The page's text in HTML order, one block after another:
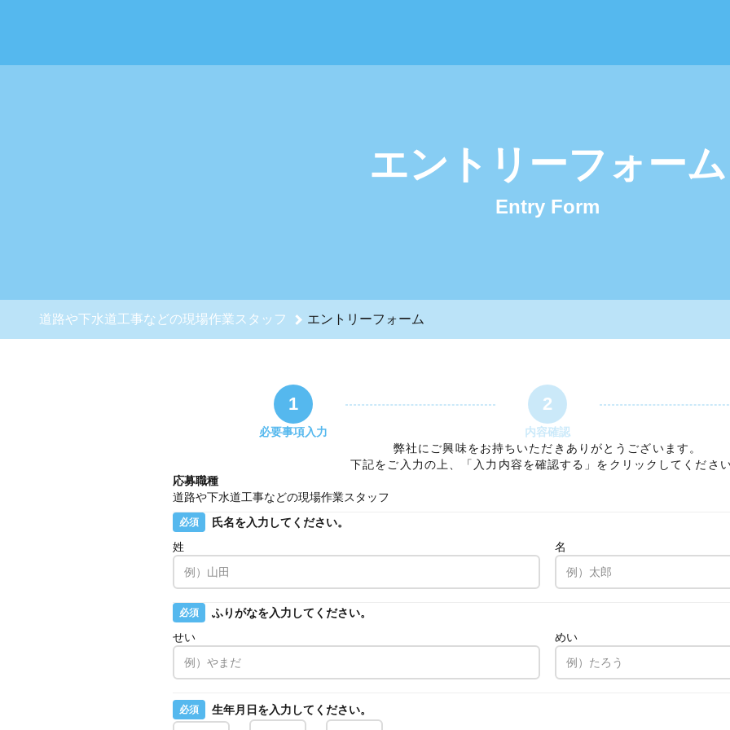
エントリーフォーム
Entry Form
道路や下水道工事などの現場作業スタッフ エントリーフォーム
1
必要事項入力
2
内容確認
弊社にご興味をお持ちいただきありがとうございます。
下記をご入力の上、「入力内容を確認する」をクリックしてください
応募職種
道路や下水道工事などの現場作業スタッフ
必須
氏名を入力してください。
姓
名
必須
ふりがなを入力してください。
せい
めい
必須 生年月日を入力してください。